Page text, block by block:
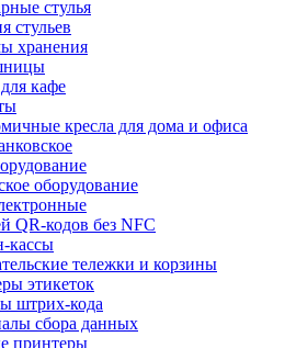
стулья
стульев
хранения
кафе
кресла для дома и офиса
оборудование
QR-кодов без NFC
кассы
тележки и корзины
этикеток
штрих-кода
сбора данных
принтеры